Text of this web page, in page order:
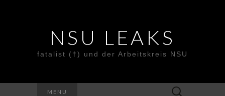
NSU LEAKS
fatalist (†) und der Arbeitskreis NSU
MENU
Suche